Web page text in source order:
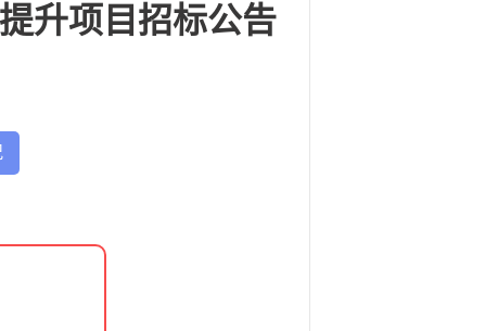
升项目招标公告